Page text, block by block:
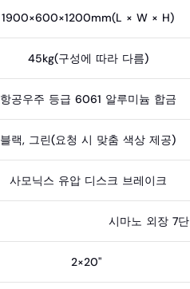
1900×600×1200mm(L × W × H)
45kg(구성에 따라 다름)
항공우주 등급 6061 알루미늄 합금
블랙, 그린(요청 시 맞춤 색상 제공)
사모닉스 유압 디스크 브레이크
시마노 외장 7단
2×20"